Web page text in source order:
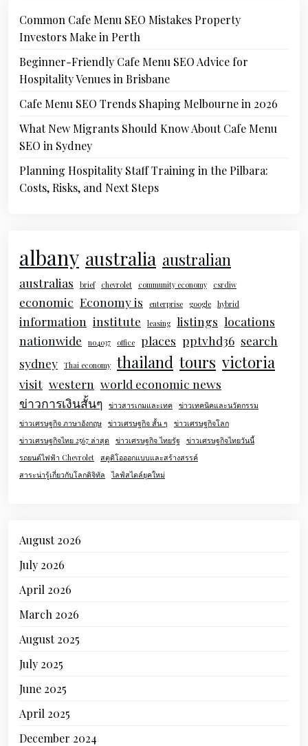
Common Cafe Menu SEO Mistakes Property
Investors Make in Perth
Beginner-Friendly Cafe Menu SEO Advice for
Hospitality Venues in Brisbane
Cafe Menu SEO Trends Shaping Melbourne in 2026
What New Migrants Should Know About Cafe Menu
SEO in Sydney
Planning Hospitality Staff Training in the Pilbara:
Costs, Risks, and Next Steps
albany australia australian
australias brief chevrolet community economy csrdiw
economic Economy is enterprise google hybrid
information institute leasing listings locations
nationwide
no4037 office places pptvhd36 search
sydney Thai economy thailand tours victoria
visit western world economic news
ข่าวการเงินสั้นๆ ข่าวสารเกมและเทค ข่าวเทคนิคและนวัตกรรม
ข่าวเศรษฐกิจ ภาษาอังกฤษ ข่าวเศรษฐกิจ สั้น ๆ
ข่าวเศรษฐกิจโลก
ข่าวเศรษฐกิจไทย 2567 ล่าสุด
ข่าวเศรษฐกิจ ไทยรัฐ ข่าวเศรษฐกิจไทยวันนี้
รถยนต์ไฟฟ้า Chevrolet สตูดิโอออกแบบและสร้างสรรค์
สาระน่ารู้เกี่ยวกับโลกดิจิทัล
ไลฟ์สไตล์ยุคใหม่
August 2026
July 2026
April 2026
March 2026
August 2025
July 2025
June 2025
April 2025
December 2024